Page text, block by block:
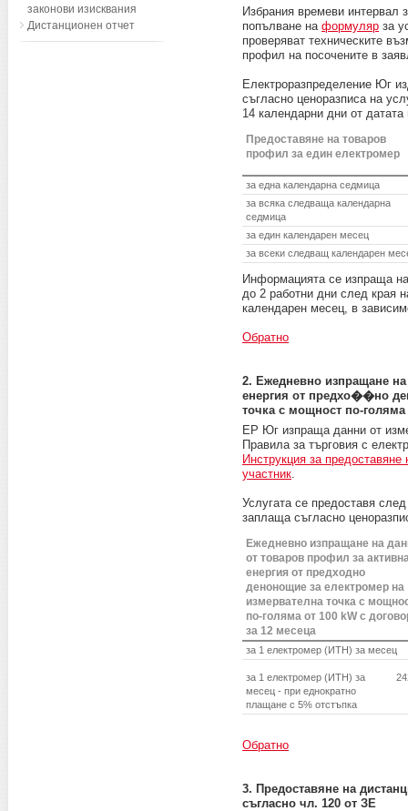
Избрания времеви интервал
попълване на формуляр за
проверяват техническите
профил на посочените в
Електроразпределение Юг
съгласно ценоразписа на
14 календарни дни от датата
Предоставяне на товаров
профил за един електромер
за една календарна седмица
за всяка следваща календарна
седмица
за един календарен месец
за всеки следващ календарен
Информацията се изпраща
до 2 работни дни след края
календарен месец, в
Обратно
2. Ежедневно изпращане
енергия от предхо��но
точка с мощност по-голяма
ЕР Юг изпраща данни от
Правила за търговия с
Инструкция за
участник.
Услугата се предоставя
заплаща съгласно
Ежедневно изпращане на
от товаров профил за
енергия от предходно
денонощие за електромер на
измервателна точка с
по-голяма от 100 kW с
за 12 месеца
за 1 електромер (ИТН) за месец
за 1 електромер (ИТН) за
месец - при еднократно
плащане с 5% отстъпка
Обратно
3. Предоставяне на
съгласно чл. 120 от ЗЕ
законови изисквания
Дистанционен отчет